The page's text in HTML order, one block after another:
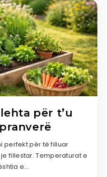
për t’u
perfekt për të filluar
fillestar. Temperaturat e
e…